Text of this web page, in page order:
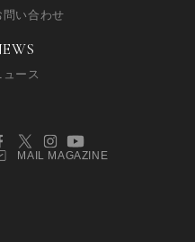
問い合わせ
ュース
MAIL MAGAZINE